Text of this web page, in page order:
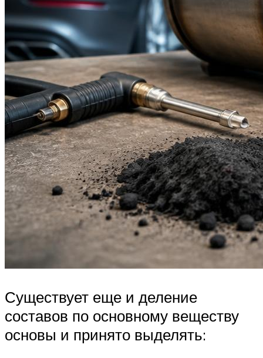
Существует еще и деление
составов по основному веществу
основы и принято выделять: